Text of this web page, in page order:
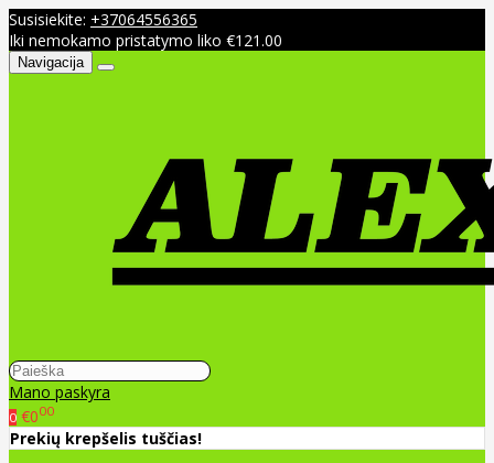
Susisiekite: +37064556365
Iki nemokamo pristatymo liko €121.00
Navigacija
Mano paskyra
0 €000
Prekių krepšelis tuščias!